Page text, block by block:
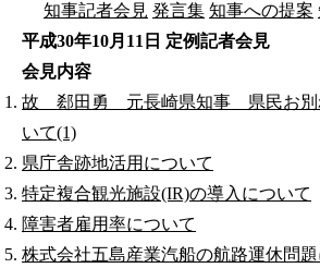
知事記者会見 発言集 知事への提案
平成30年10月11日 定例記者会見
会見内容
故 郄田勇 元長崎県知事 県民お別
いて(1)
県庁舎跡地活用について
特定複合観光施設(IR)の導入について
障害者雇用率について
株式会社五島産業汽船の航路運休問